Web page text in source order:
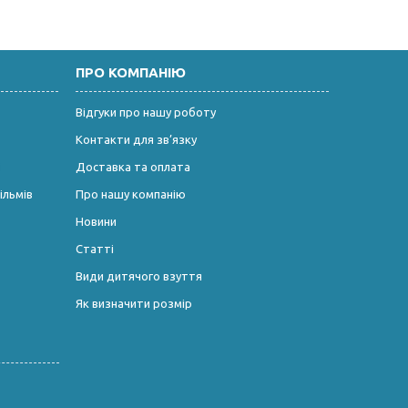
ПРО КОМПАНІЮ
Відгуки про нашу роботу
Контакти для зв’язку
Доставка та оплата
Про нашу компанію
Новини
Статті
Види дитячого взуття
Як визначити розмір